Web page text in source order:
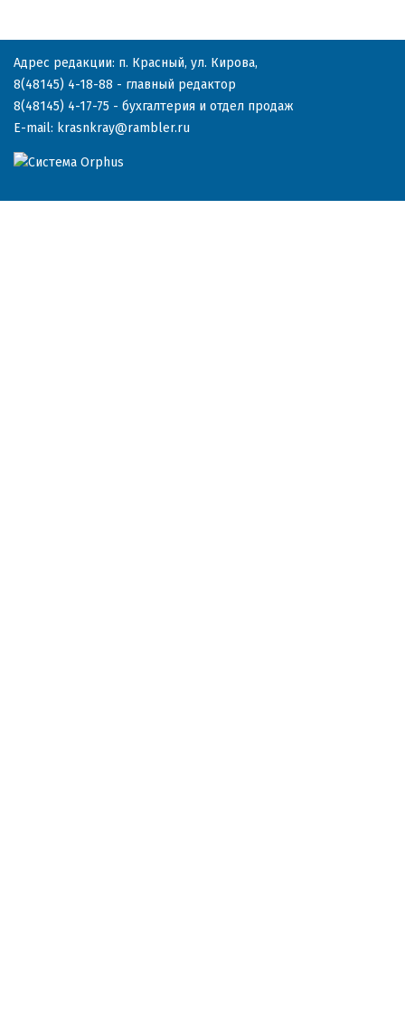
Адрес редакции: п. Красный, ул. Кирова,
8(48145) 4-18-88 - главный редактор
8(48145) 4-17-75 - бухгалтерия и отдел продаж
E-mail: krasnkray@rambler.ru